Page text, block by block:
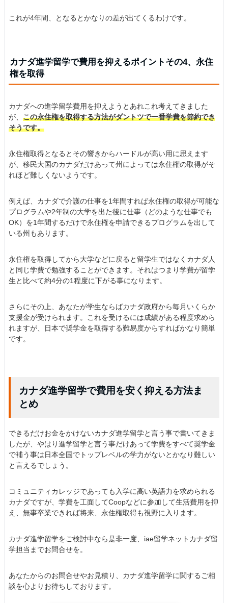
これが4年間、となるとかなりの差が出てくるわけです。
カナダ進学留学で費用を抑えるポイントその4、永住
権を取得
カナダへの進学留学費用を抑えようとあれこれ考えてきました
が、 この永住権を取得する方法がダントツで一番学費を節約でき
そうです。
永住権取得となるとその響きからハードルが高い用に思えます
が、移民大国のカナダだけあって州によっては永住権の取得がそ
れほど難しくないようです。
例えば、カナダで介護の仕事を1年間すれば永住権の取得が可能な
プログラムや2年制の大学を出た後に仕事（どのような仕事でも
OK）を1年間するだけで永住権を申請できるプログラムを出して
いる州もあります。
永住権を取得してから大学などに戻ると留学生ではなくカナダ人
と同じ学費で勉強することができます。それはつまり学費が留学
生と比べて約4分の1程度に下がる事になります。
さらにその上、あなたが学生ならばカナダ政府から毎月いくらか
支援金が受けられます。これを受けるには成績がある程度求めら
れますが、日本で奨学金を取得する難易度からすればかなり簡単
です。
カナダ進学留学で費用を安く抑える方法ま
とめ
できるだけお金をかけないカナダ進学留学と言う事で書いてきま
したが、やはり進学留学と言う事だけあって学費をすべて奨学金
で補う事は日本全国でトップレベルの学力がないとかなり難しい
と言えるでしょう。
コミュニティカレッジであっても入学に高い英語力を求められる
カナダですが、学費を工面してCoopなどに参加して生活費用を抑
え、無事卒業できれば将来、永住権取得も視野に入ります。
カナダ進学留学をご検討中なら是非一度、iae留学ネットカナダ留
学担当までお問合せを。
あなたからのお問合せやお見積り、カナダ進学留学に関するご相
談を心よりお待ちしております。